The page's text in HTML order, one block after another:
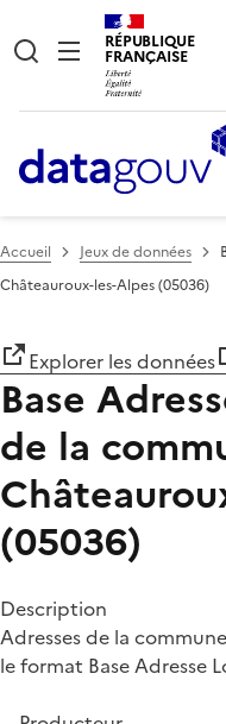
RÉPUBLIQUE
FRANÇAISE
Accueil Jeux de données
Châteauroux-les-Alpes (05036)
Explorer les données
Base
de la
(05036)
Description
Adresses de la
le format Base Adresse